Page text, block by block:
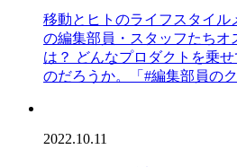
移動とヒトのライフスタイル
の編集部員・スタッフたちオ
は？ どんなプロダクトを乗
のだろうか。「#編集部員の
2022.10.11